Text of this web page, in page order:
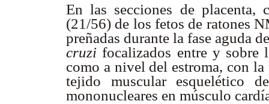
En las secciones de placenta,
(21/56) de los fetos de ratones
preñadas durante la fase aguda
cruzi focalizados entre y sobre
como a nivel del estroma, con
tejido muscular esquelético
mononucleares en músculo